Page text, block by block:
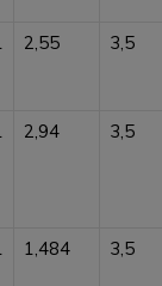
2,55 3,5
2,94 3,5
1,484 3,5